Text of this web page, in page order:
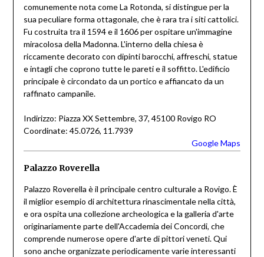
comunemente nota come La Rotonda, si distingue per la
sua peculiare forma ottagonale, che è rara tra i siti cattolici.
Fu costruita tra il 1594 e il 1606 per ospitare un'immagine
miracolosa della Madonna. L'interno della chiesa è
riccamente decorato con dipinti barocchi, affreschi, statue
e intagli che coprono tutte le pareti e il soffitto. L'edificio
principale è circondato da un portico e affiancato da un
raffinato campanile.
Indirizzo: Piazza XX Settembre, 37, 45100 Rovigo RO
Coordinate: 45.0726, 11.7939
Google Maps
Palazzo Roverella
Palazzo Roverella è il principale centro culturale a Rovigo. È
il miglior esempio di architettura rinascimentale nella città,
e ora ospita una collezione archeologica e la galleria d'arte
originariamente parte dell'Accademia dei Concordi, che
comprende numerose opere d'arte di pittori veneti. Qui
sono anche organizzate periodicamente varie interessanti